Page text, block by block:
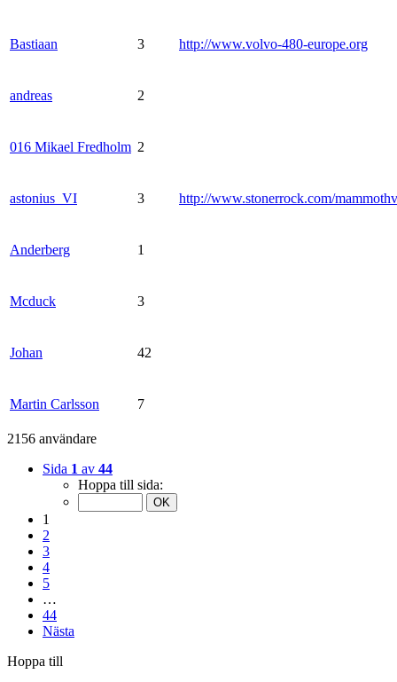
Bastiaan 3 http://www.volvo-480-europe.org
andreas 2
016 Mikael Fredholm 2
astonius_VI 3 http://www.stonerrock.com/
Anderberg 1
Mcduck 3
Johan 42
Martin Carlsson 7
2156 användare
Sida 1 av 44
Hoppa till sida:
1
2
3
4
5
…
44
Nästa
Hoppa till